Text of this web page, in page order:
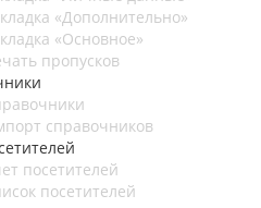
«Дополнительно»
«Основное»
пропусков
справочников
посетителей
посетителей